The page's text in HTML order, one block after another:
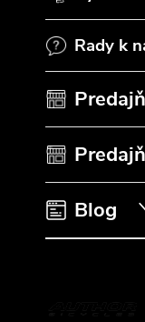
Rady k
Blog